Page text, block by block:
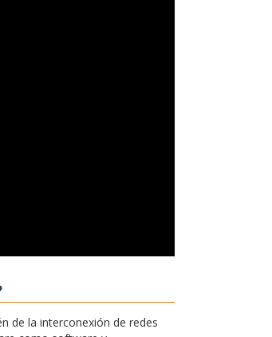
de la interconexión de redes